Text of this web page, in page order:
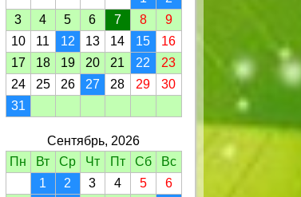
3
4 5 6 7 8
9
10
11 12 13 14 15
16
17
18 19 20 21 22
23
24
25 26 27 28 29
30
31
Сентябрь, 2026
Пн
Вт Ср Чт Пт Сб
Вс
1
2 3 4 5
6